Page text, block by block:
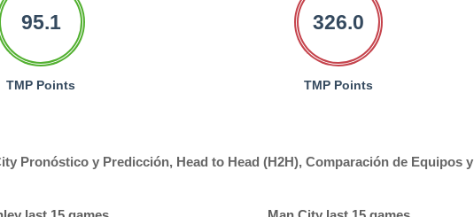
95.1
TMP Points
326.0
TMP Points
Pronóstico y Predicción, Head to Head (H2H), Comparación de Equipos y